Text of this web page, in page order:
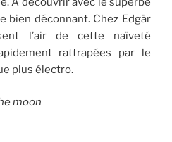
bien déconnant. Chez Edgär
l’air de cette naïveté
rattrapées par le
plus électro.
moon